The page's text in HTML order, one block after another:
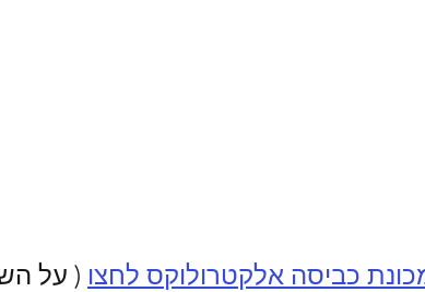
כביסה אלקטרולוקס לחצו ( על